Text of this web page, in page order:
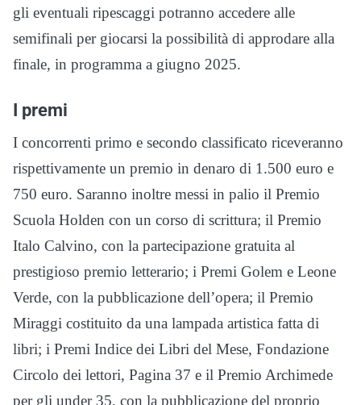
gli eventuali ripescaggi potranno accedere alle
semifinali per giocarsi la possibilità di approdare alla
finale, in programma a giugno 2025.
I premi
I concorrenti primo e secondo classificato riceveranno
rispettivamente un premio in denaro di 1.500 euro e
750 euro. Saranno inoltre messi in palio il Premio
Scuola Holden con un corso di scrittura; il Premio
Italo Calvino, con la partecipazione gratuita al
prestigioso premio letterario; i Premi Golem e Leone
Verde, con la pubblicazione dell’opera; il Premio
Miraggi costituito da una lampada artistica fatta di
libri; i Premi Indice dei Libri del Mese, Fondazione
Circolo dei lettori, Pagina 37 e il Premio Archimede
per gli under 35, con la pubblicazione del proprio